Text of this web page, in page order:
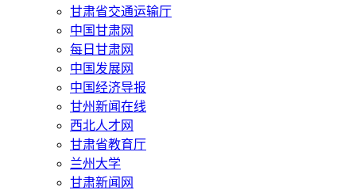
甘肃省交通运输厅
中国甘肃网
每日甘肃网
中国发展网
中国经济导报
甘州新闻在线
西北人才网
甘肃省教育厅
兰州大学
甘肃新闻网